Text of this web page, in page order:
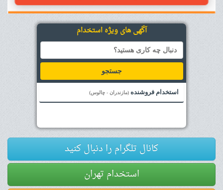
آگهی های ویژه استخدام
جستجو
استخدام فروشنده (مازندران - چالوس)
کانال تلگرام را دنبال کنید
استخدام تهران